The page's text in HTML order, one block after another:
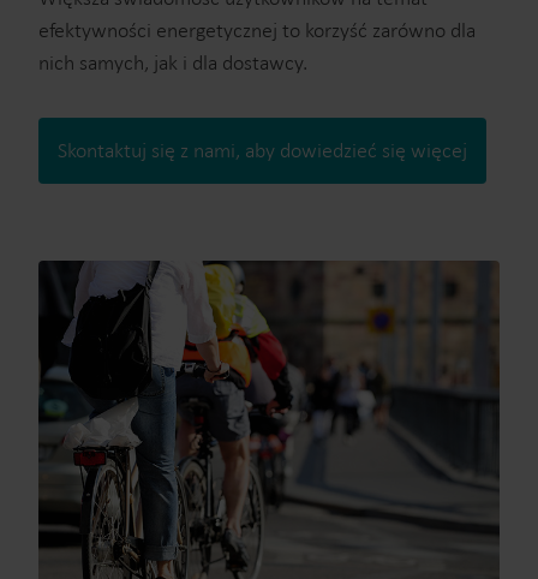
efektywności energetycznej to korzyść zarówno dla
nich samych, jak i dla dostawcy.
Skontaktuj się z nami, aby dowiedzieć się więcej